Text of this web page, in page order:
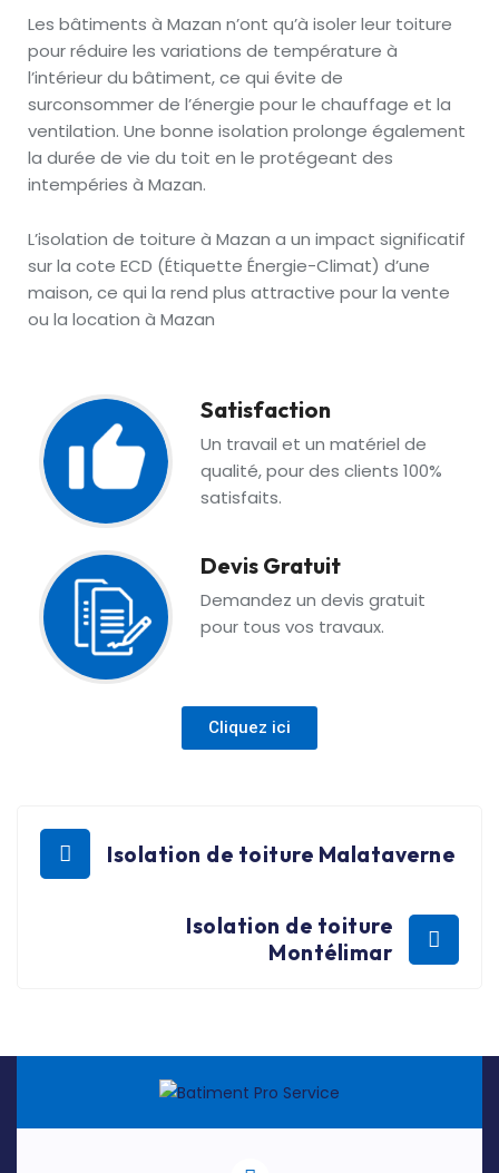
Les bâtiments à Mazan n’ont qu’à isoler leur toiture
pour réduire les variations de température à
l’intérieur du bâtiment, ce qui évite de
surconsommer de l’énergie pour le chauffage et la
ventilation. Une bonne isolation prolonge également
la durée de vie du toit en le protégeant des
intempéries à Mazan.
L’isolation de toiture à Mazan a un impact significatif
sur la cote ECD (Étiquette Énergie-Climat) d’une
maison, ce qui la rend plus attractive pour la vente
ou la location à Mazan
Satisfaction
Un travail et un matériel de
qualité, pour des clients 100%
satisfaits.
Devis Gratuit
Demandez un devis gratuit
pour tous vos travaux.
Cliquez ici
Isolation de toiture Malataverne
Isolation de toiture
Montélimar